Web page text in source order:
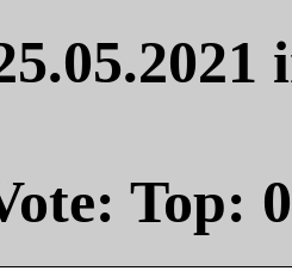
Top: 0